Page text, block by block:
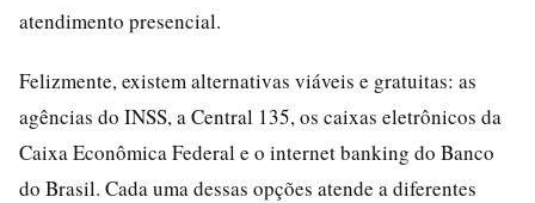
atendimento presencial.
Felizmente, existem alternativas viáveis e gratuitas: as
agências do INSS, a Central 135, os caixas eletrônicos da
Caixa Econômica Federal e o internet banking do Banco
do Brasil. Cada uma dessas opções atende a diferentes